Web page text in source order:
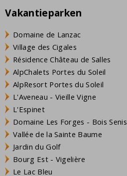
Vakantieparken
Domaine de Lanzac
Village des Cigales
Résidence Château de Salles
AlpChalets Portes du Soleil
AlpResort Portes du Soleil
L'Aveneau - Vieille Vigne
L'Espinet
Domaine Les Forges - Bois Senis
Vallée de la Sainte Baume
Jardin du Golf
Bourg Est - Vigelière
Le Lac Bleu